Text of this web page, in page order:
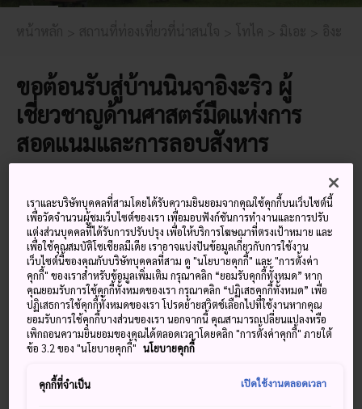
ขอต้อนรับสู่บ้านนินจาอิงะริว ผู้
เชี่ยวชาญด้านศาสตร์มืดแห่งการ
สอดแนมและการลอบสังหาร
ในแถบนี้มีทั้งน้ำพุร้อน น้ำตกตระการตา ปีนเขา การฝึกนินจา
แบบปฏิบัติจริง และอีกมากมาย ทำให้มิเอะตะวันตกเป็นจุด
หมายปลายทางอันยอดเยี่ยมที่ให้คุณเพลิดเพลินไปกับชนบท
ของประเทศญี่ปุ่น
พลาดไม่ได้
สัมผัสประสบการณ์นินจาเสมือนจริง ณ ปราสาทและ
พิพิธภัณฑ์ประจำอิงะ
เราและบริษัทบุคคลที่สามโดยได้รับความยินยอมจากคุณใช้คุกกี้บนเว็บไซต์นี้
เพื่อวัดจำนวนผู้ชมเว็บไซต์ของเรา เพื่อมอบฟังก์ชันการทำงานและการปรับ
แต่งส่วนบุคคลที่ได้รับการปรับปรุง เพื่อให้บริการโฆษณาที่ตรงเป้าหมาย และ
เพื่อใช้คุณสมบัติโซเชียลมีเดีย เราอาจแบ่งปันข้อมูลเกี่ยวกับการใช้งาน
เว็บไซต์นี้ของคุณกับบริษัทบุคคลที่สาม ดู "นโยบายคุกกี้" และ "การตั้งค่า
คุกกี้" ของเราสำหรับข้อมูลเพิ่มเติม กรุณาคลิก “ยอมรับคุกกี้ทั้งหมด” หาก
คุณยอมรับการใช้คุกกี้ทั้งหมดของเรา กรุณาคลิก “ปฏิเสธคุกกี้ทั้งหมด” เพื่อ
ปฏิเสธการใช้คุกกี้ทั้งหมดของเรา โปรดย้ายสวิตช์เลือกไปที่ใช้งานหากคุณ
ยอมรับการใช้คุกกี้บางส่วนของเรา นอกจากนี้ คุณสามารถเปลี่ยนแปลงหรือ
เพิกถอนความยินยอมของคุณได้ตลอดเวลาโดยคลิก "การตั้งค่าคุกกี้" ภายใต้
ข้อ 3.2 ของ "นโยบายคุกกี้" นโยบายคุกกี้
คุกกี้ที่จำเป็น เปิดใช้งานตลอดเวลา